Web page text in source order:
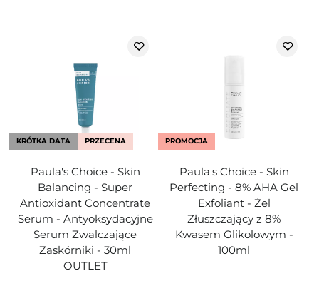
KRÓTKA DATA PRZECENA
Paula's Choice - Skin
Balancing - Super
Antioxidant Concentrate
Serum - Antyoksydacyjne
Serum Zwalczające
Zaskórniki - 30ml
OUTLET
PROMOCJA
Paula's Choice - Skin
Perfecting - 8% AHA Gel
Exfoliant - Żel
Złuszczający z 8%
Kwasem Glikolowym -
100ml